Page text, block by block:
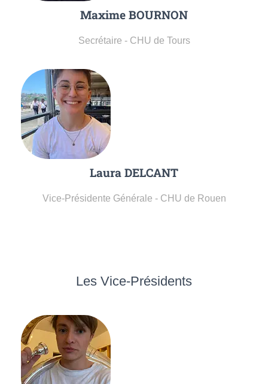
Maxime BOURNON
Secrétaire - CHU de Tours
Laura DELCANT
Vice-Présidente Générale - CHU de Rouen
Les Vice-Présidents